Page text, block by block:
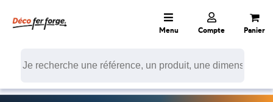
Menu Compte Panier